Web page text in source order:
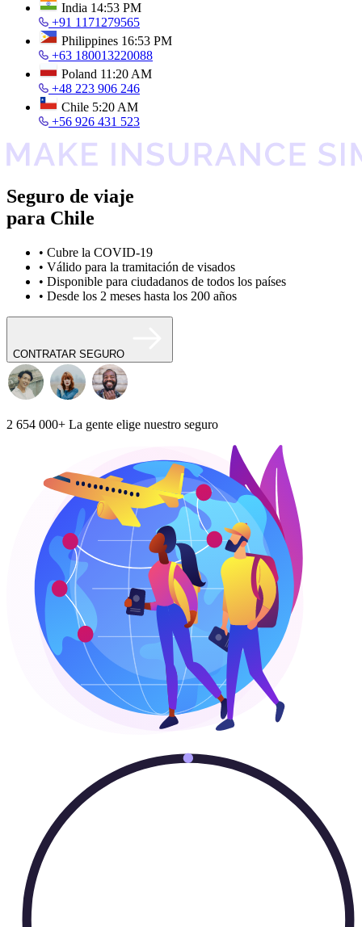
India 14:53 PM
+91 1171279565
Philippines 16:53 PM
+63 180013220088
Poland 11:20 AM
+48 223 906 246
Chile 5:20 AM
+56 926 431 523
Seguro de viaje
para Chile
• Cubre la COVID-19
• Válido para la tramitación de visados
• Disponible para ciudadanos de todos los países
• Desde los 2 meses hasta los 200 años
CONTRATAR SEGURO
2 654 000+ La gente elige nuestro seguro